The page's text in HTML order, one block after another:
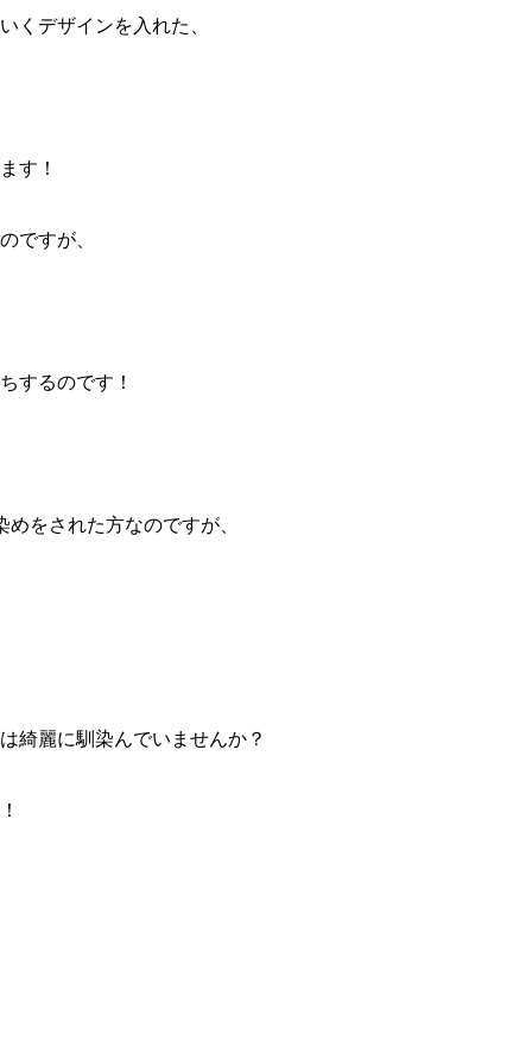
くデザインを入れた、
す！
ですが、
するのです！
をされた方なのですが、
綺麗に馴染んでいませんか？